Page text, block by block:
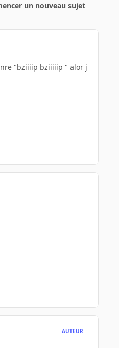
un nouveau sujet
"bziiiip bziiiiip " alor j
AUTEUR